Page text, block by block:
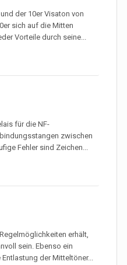
der 10er Visaton von
sich auf die Mitten
Vorteile durch seine...
für die NF-
zwischen
Fehler sind Zeichen...
erhält,
sein. Ebenso ein
der Mitteltöner...